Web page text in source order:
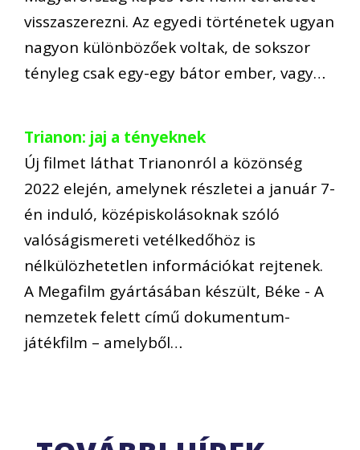
visszaszerezni. Az egyedi történetek ugyan
nagyon különbözőek voltak, de sokszor
tényleg csak egy-egy bátor ember, vagy…
Trianon: jaj a tényeknek
Új filmet láthat Trianonról a közönség
2022 elején, amelynek részletei a január 7-
én induló, középiskolásoknak szóló
valóságismereti vetélkedőhöz is
nélkülözhetetlen információkat rejtenek.
A Megafilm gyártásában készült, Béke - A
nemzetek felett című dokumentum-
játékfilm – amelyből…